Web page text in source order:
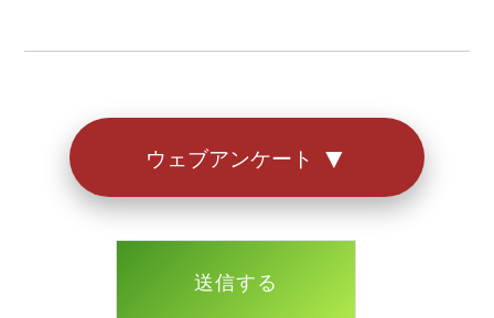
ウェブアンケート ▼